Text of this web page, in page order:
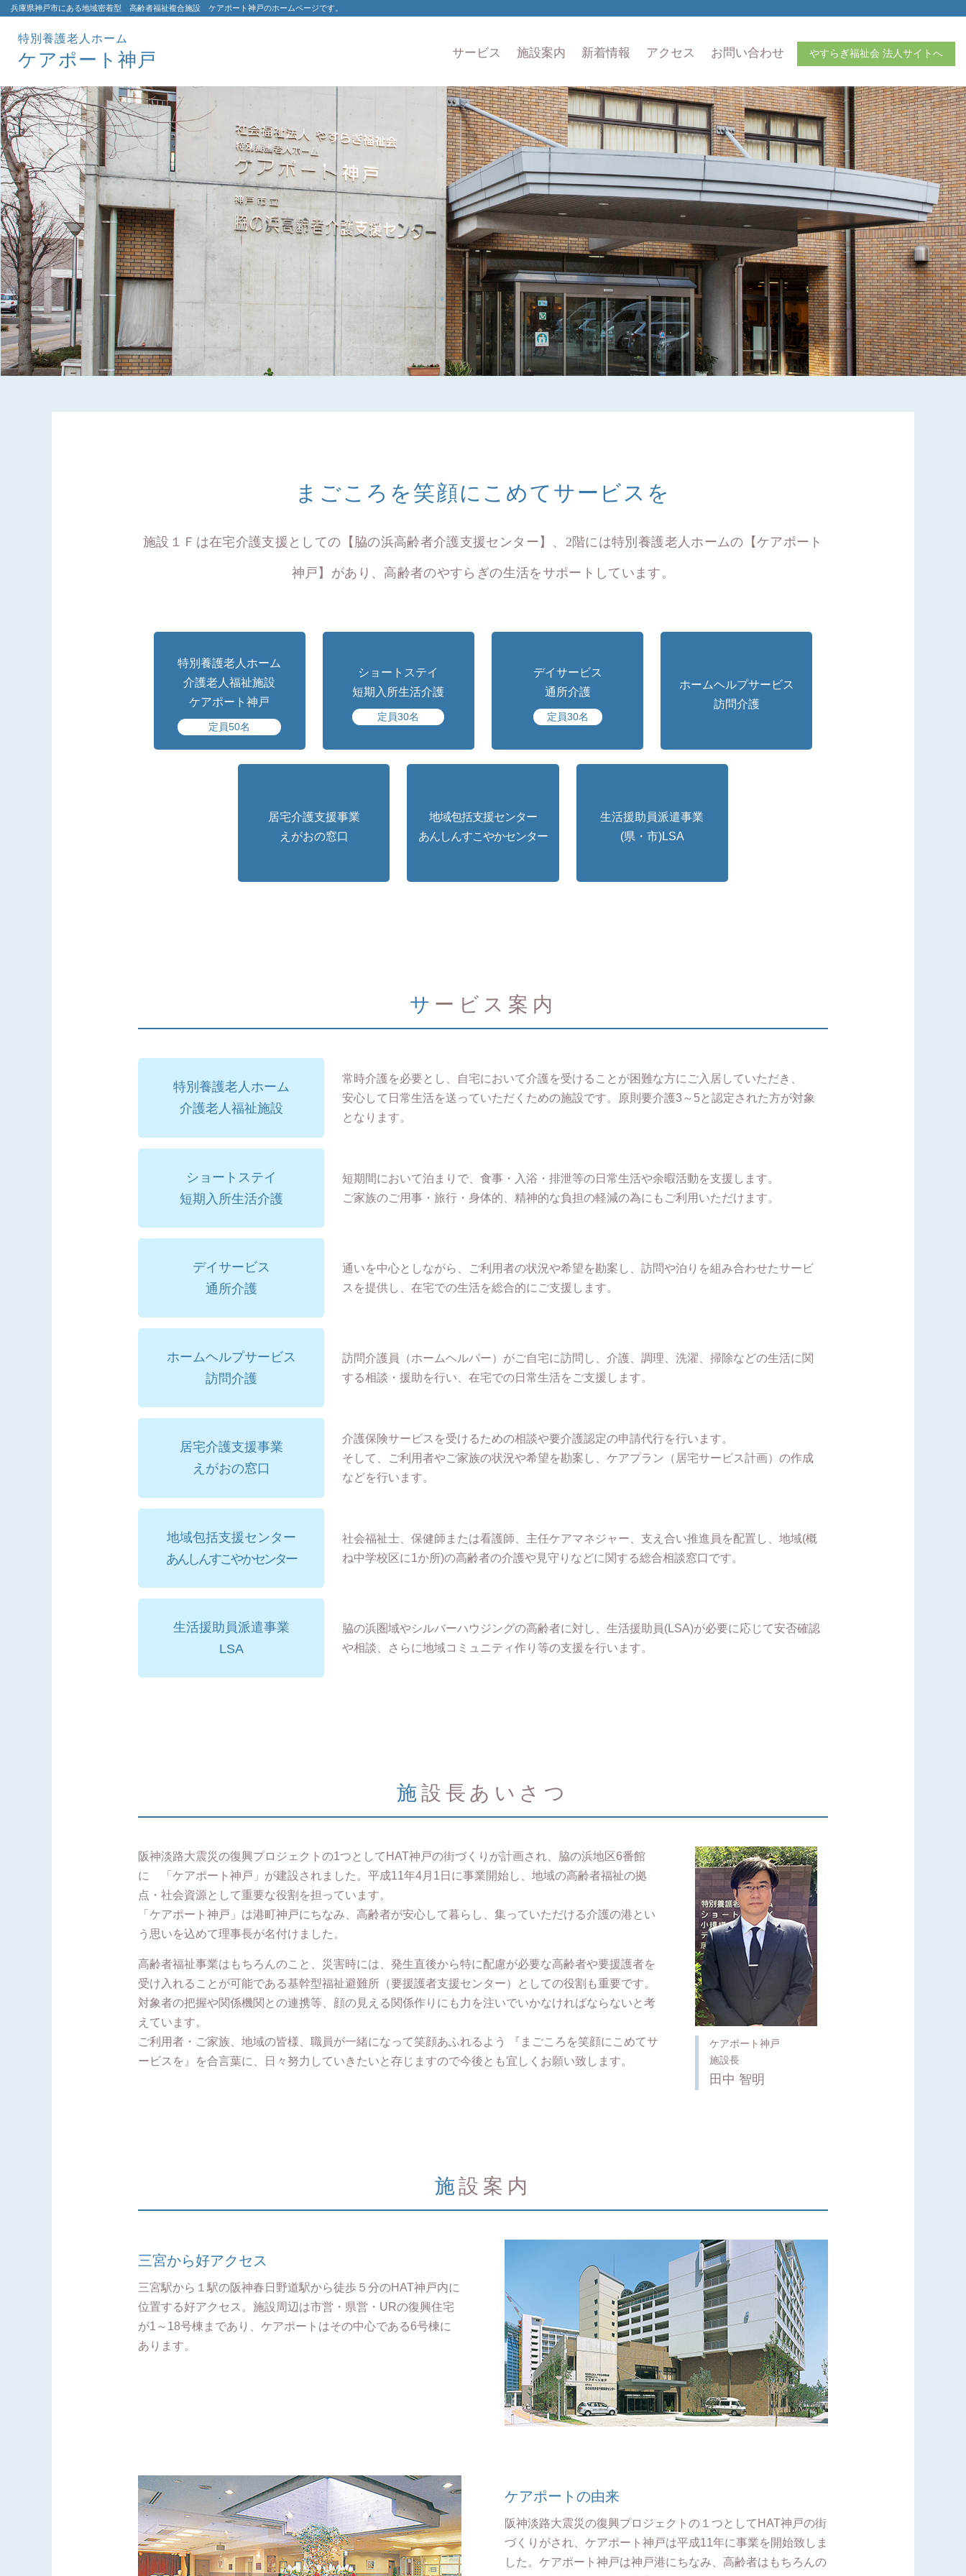
兵庫県神戸市にある地域密着型 高齢者福祉複合施設 ケアポート神戸のホームページです。
特別養護老人ホーム
ケアポート神戸 サービス 施設案内 新着情報 アクセス お問い合わせ やすらぎ福祉会 法人サイトへ
まごころを笑顔にこめてサービスを
施設１Ｆは在宅介護支援としての【脇の浜高齢者介護支援センター】、2階には特別養護老人ホームの【ケアポート
神戸】があり、高齢者のやすらぎの生活をサポートしています。
特別養護老人ホーム
介護老人福祉施設
ケアポート神戸
定員50名
ショートステイ
短期入所生活介護
定員30名
デイサービス
通所介護
定員30名
ホームヘルプサービス
訪問介護
居宅介護支援事業
えがおの窓口
地域包括支援センター
あんしんすこやかセンター
生活援助員派遣事業
(県・市)LSA
サービス案内
特別養護老人ホーム
介護老人福祉施設
常時介護を必要とし、自宅において介護を受けることが困難な方にご入居していただき、
安心して日常生活を送っていただくための施設です。原則要介護3～5と認定された方が対象
となります。
ショートステイ
短期入所生活介護
短期間において泊まりで、食事・入浴・排泄等の日常生活や余暇活動を支援します。
ご家族のご用事・旅行・身体的、精神的な負担の軽減の為にもご利用いただけます。
デイサービス
通所介護
通いを中心としながら、ご利用者の状況や希望を勘案し、訪問や泊りを組み合わせたサービ
スを提供し、在宅での生活を総合的にご支援します。
ホームヘルプサービス
訪問介護
訪問介護員（ホームヘルパー）がご自宅に訪問し、介護、調理、洗濯、掃除などの生活に関
する相談・援助を行い、在宅での日常生活をご支援します。
居宅介護支援事業
えがおの窓口
介護保険サービスを受けるための相談や要介護認定の申請代行を行います。
そして、ご利用者やご家族の状況や希望を勘案し、ケアプラン（居宅サービス計画）の作成
などを行います。
地域包括支援センター
あんしんすこやかセンター
社会福祉士、保健師または看護師、主任ケアマネジャー、支え合い推進員を配置し、地域(概
ね中学校区に1か所)の高齢者の介護や見守りなどに関する総合相談窓口です。
生活援助員派遣事業
LSA
脇の浜圏域やシルバーハウジングの高齢者に対し、生活援助員(LSA)が必要に応じて安否確認
や相談、さらに地域コミュニティ作り等の支援を行います。
施設長あいさつ
ケアポート神戸
施設長
田中 智明
阪神淡路大震災の復興プロジェクトの1つとしてHAT神戸の街づくりが計画され、脇の浜地区6番館
に 「ケアポート神戸」が建設されました。平成11年4月1日に事業開始し、地域の高齢者福祉の拠
点・社会資源として重要な役割を担っています。
「ケアポート神戸」は港町神戸にちなみ、高齢者が安心して暮らし、集っていただける介護の港とい
う思いを込めて理事長が名付けました。
高齢者福祉事業はもちろんのこと、災害時には、発生直後から特に配慮が必要な高齢者や要援護者を
受け入れることが可能である基幹型福祉避難所（要援護者支援センター）としての役割も重要です。
対象者の把握や関係機関との連携等、顔の見える関係作りにも力を注いでいかなければならないと考
えています。
ご利用者・ご家族、地域の皆様、職員が一緒になって笑顔あふれるよう 『まごころを笑顔にこめてサ
ービスを』を合言葉に、日々努力していきたいと存じますので今後とも宜しくお願い致します。
施設案内
三宮から好アクセス
三宮駅から１駅の阪神春日野道駅から徒歩５分のHAT神戸内に
位置する好アクセス。施設周辺は市営・県営・URの復興住宅
が1～18号棟まであり、ケアポートはその中心である6号棟に
あります。
ケアポートの由来
阪神淡路大震災の復興プロジェクトの１つとしてHAT神戸の街
づくりがされ、ケアポート神戸は平成11年に事業を開始致しま
した。ケアポート神戸は神戸港にちなみ、高齢者はもちろんの